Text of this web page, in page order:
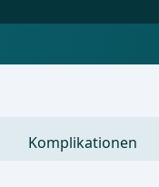
Komplikationen